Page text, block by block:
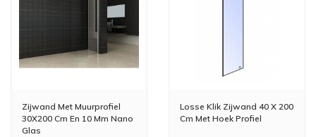
Zijwand Met Muurprofiel
30X200 Cm En 10 Mm Nano
Glas
Losse Klik Zijwand 40 X 200
Cm Met Hoek Profiel